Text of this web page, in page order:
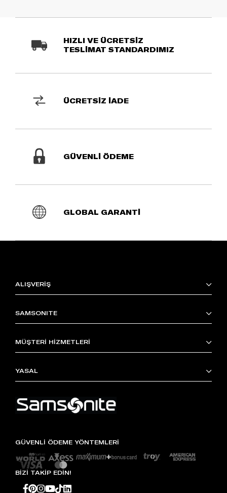
HIZLI VE ÜCRETSİZ
TESLİMAT STANDARDIMIZ
ÜCRETSİZ İADE
GÜVENLİ ÖDEME
GLOBAL GARANTİ
ALIŞVERİŞ
SAMSONITE
MÜŞTERİ HİZMETLERİ
YASAL
GÜVENLİ ÖDEME YÖNTEMLERİ
BİZİ TAKİP EDİN!